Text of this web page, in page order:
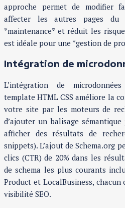
approche permet de modifier
affecter les autres pages
*maintenance* et réduit les
est idéale pour une *gestion de
Intégration de
L’intégration de
template HTML CSS améliore la
votre site par les moteurs de
d’ajouter un balisage
afficher des résultats de
snippets). L’ajout de Schema.org
clics (CTR) de 20% dans les
de schema les plus courants
Product et LocalBusiness,
visibilité SEO.